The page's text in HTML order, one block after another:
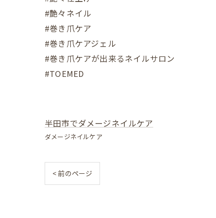
#艶々ネイル
#巻き爪ケア
#巻き爪ケアジェル
#巻き爪ケアが出来るネイルサロン
#TOEMED
半田市でダメージネイルケア
ダメージネイルケア
< 前のページ